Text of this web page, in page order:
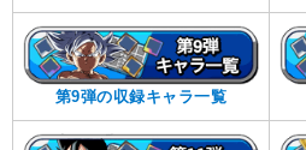
第9弾の収録キャラ一覧